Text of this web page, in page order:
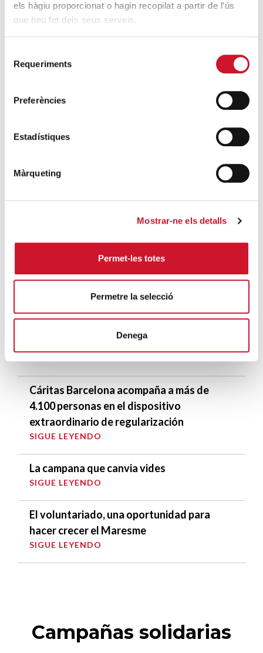
els hàgiu proporcionat o hagin recopilat a partir de l'ús
que heu fet dels seus serveis.
Requeriments
Preferències
Estadístiques
Màrqueting
Mostrar-ne els detalls
Permet-les totes
Permetre la selecció
Denega
Una sociedad en la cuerda floja: la vivienda
SIGUE LEYENDO
complementa y estimula al Govern para
SIGUE LEYENDO
Pedalear por una buena causa
10 propuestas para generar un impacto
SIGUE LEYENDO
Cáritas expresa su preocupación por la
la protección de la dignidad humana
Cáritas Barcelona acompaña a más de
4.100 personas en el dispositivo
extraordinario de regularización
SIGUE LEYENDO
La campana que canvia vides
SIGUE LEYENDO
El voluntariado, una oportunidad para
hacer crecer el Maresme
SIGUE LEYENDO
Campañas solidarias